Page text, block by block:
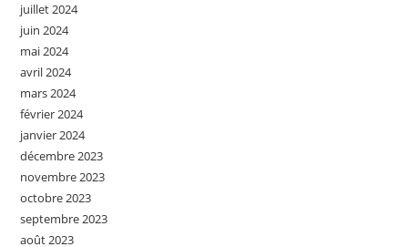
juillet 2024
juin 2024
mai 2024
avril 2024
mars 2024
février 2024
janvier 2024
décembre 2023
novembre 2023
octobre 2023
septembre 2023
août 2023